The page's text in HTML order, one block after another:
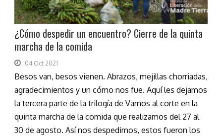
¿Cómo despedir un encuentro? Cierre de la quinta
marcha de la comida
04 Oct 2021
Besos van, besos vienen. Abrazos, mejillas chorriadas,
agradecimientos y un cómo nos fue. Aquí les dejamos
la tercera parte de la trilogía de Vamos al corte en la
quinta marcha de la comida que realizamos del 27 al
30 de agosto. Así nos despedimos, estos fueron los